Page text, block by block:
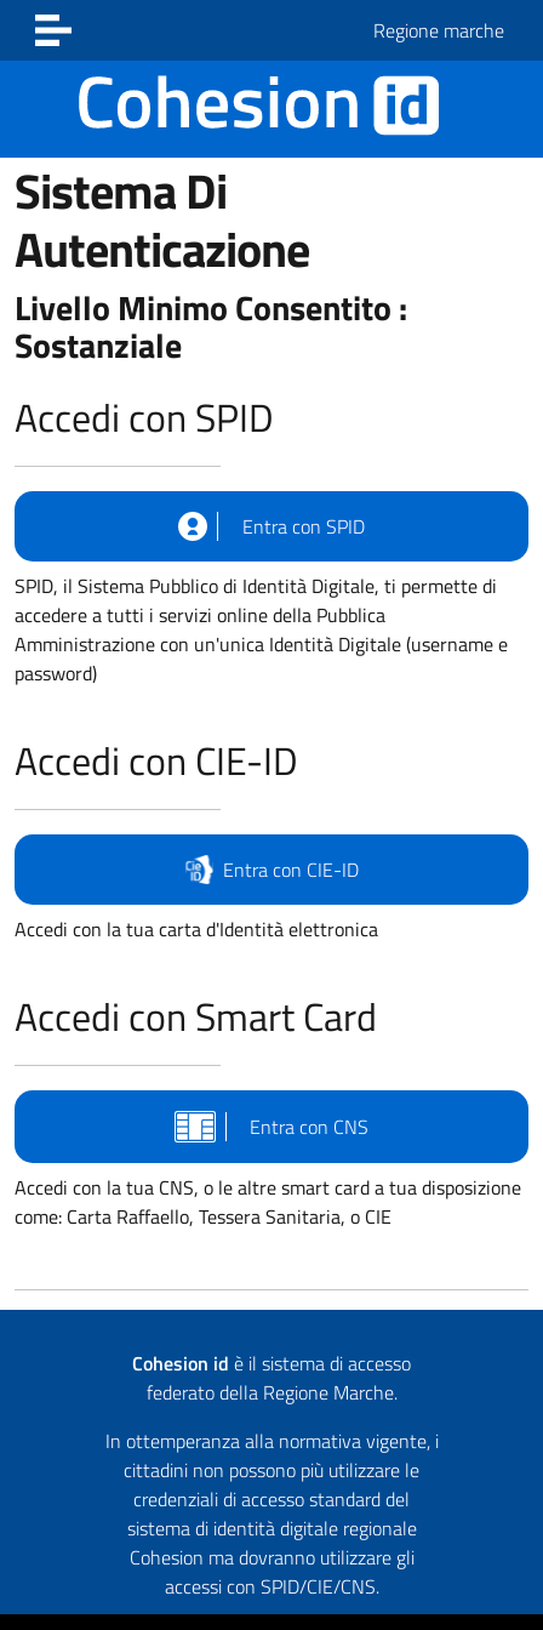
Vai ai contenuti
Vai al footer
Regione marche
Sistema Di
Autenticazione
Livello Minimo Consentito :
Sostanziale
Accedi con SPID
Entra con SPID
SPID, il Sistema Pubblico di Identità Digitale, ti permette di
accedere a tutti i servizi online della Pubblica
Amministrazione con un'unica Identità Digitale (username e
password)
Accedi con CIE-ID
Entra con CIE-ID
Accedi con la tua carta d'Identità elettronica
Accedi con Smart Card
Entra con CNS
Accedi con la tua CNS, o le altre smart card a tua disposizione
come: Carta Raffaello, Tessera Sanitaria, o CIE
Cohesion id è il sistema di accesso
federato della Regione Marche.
In ottemperanza alla normativa vigente, i
cittadini non possono più utilizzare le
credenziali di accesso standard del
sistema di identità digitale regionale
Cohesion ma dovranno utilizzare gli
accessi con SPID/CIE/CNS.